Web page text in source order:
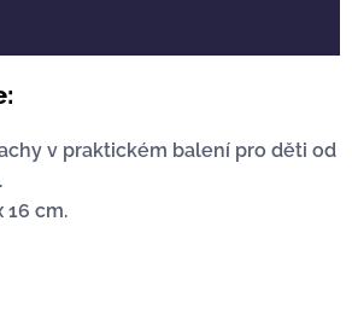
v praktickém balení pro děti od
16 cm.